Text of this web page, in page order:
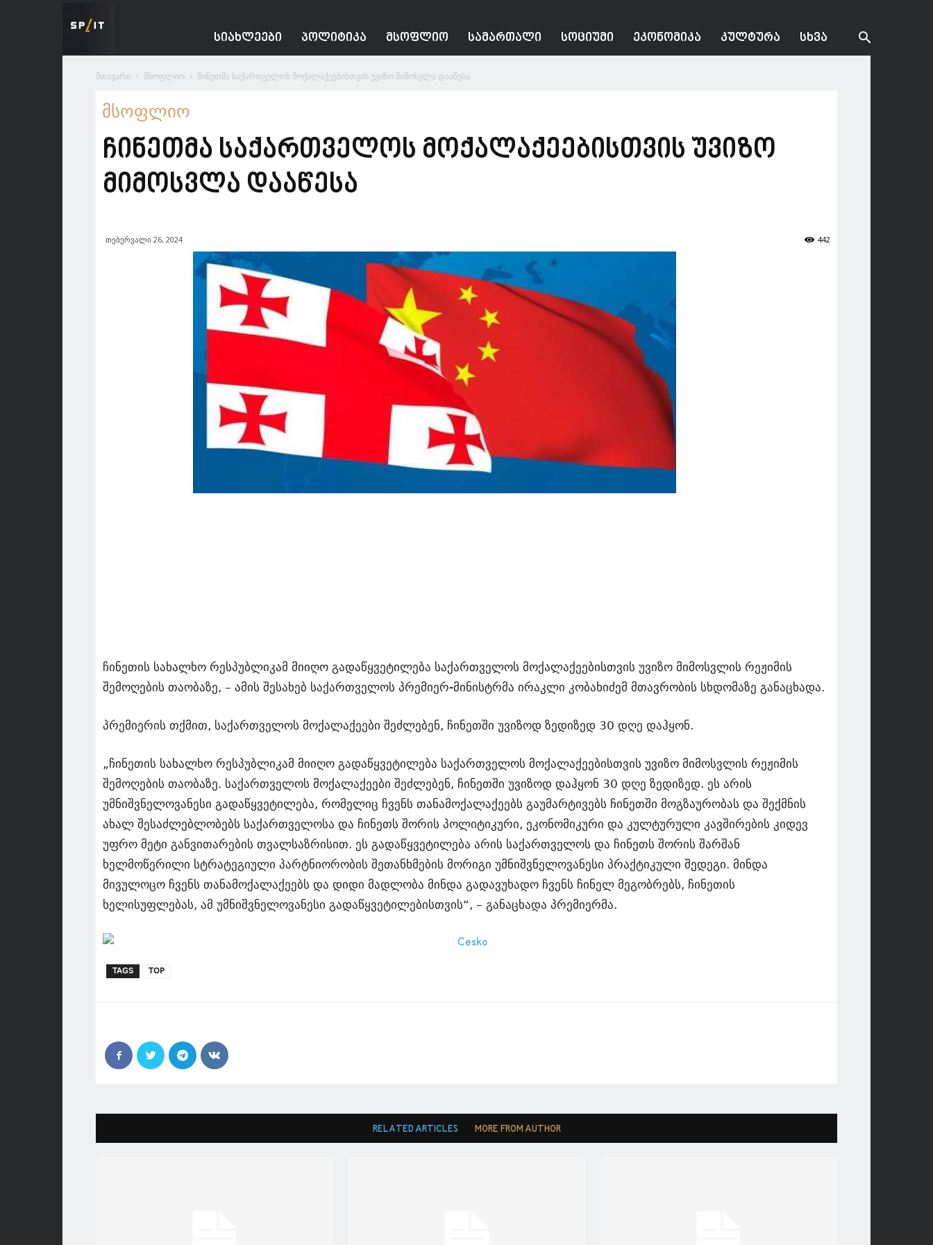
ᲡᲘᲐᲮᲚᲔᲔᲑᲘ ᲞᲝᲚᲘᲢᲘᲙᲐ ᲛᲡᲝᲤᲚᲘᲝ ᲡᲐᲛᲐᲠᲗᲐᲚᲘ ᲡᲝᲪᲘᲣᲛᲘ ᲔᲙᲝᲜᲝᲛᲘᲙᲐ ᲙᲣᲚᲢᲣᲠᲐ ᲡᲮᲕᲐ
მთავარი მსოფლიო ჩინეთმა საქართველოს მოქალაქეებისთვის უვიზო მიმოსვლა დააწესა
მსოფლიო
ჩინეთმა საქართველოს მოქალაქეებისთვის უვიზო
მიმოსვლა დააწესა
თებერვალი 26, 2024 442
ჩინეთის სახალხო რესპუბლიკამ მიიღო გადაწყვეტილება საქართველოს მოქალაქეებისთვის უვიზო მიმოსვლის რეჟიმის
შემოღების თაობაზე, – ამის შესახებ საქართველოს პრემიერ-მინისტრმა ირაკლი კობახიძემ მთავრობის სხდომაზე განაცხადა.
პრემიერის თქმით, საქართველოს მოქალაქეები შეძლებენ, ჩინეთში უვიზოდ ზედიზედ 30 დღე დაჰყონ.
„ჩინეთის სახალხო რესპუბლიკამ მიიღო გადაწყვეტილება საქართველოს მოქალაქეებისთვის უვიზო მიმოსვლის რეჟიმის
შემოღების თაობაზე. საქართველოს მოქალაქეები შეძლებენ, ჩინეთში უვიზოდ დაჰყონ 30 დღე ზედიზედ. ეს არის
უმნიშვნელოვანესი გადაწყვეტილება, რომელიც ჩვენს თანამოქალაქეებს გაუმარტივებს ჩინეთში მოგზაურობას და შექმნის
ახალ შესაძლებლობებს საქართველოსა და ჩინეთს შორის პოლიტიკური, ეკონომიკური და კულტურული კავშირების კიდევ
უფრო მეტი განვითარების თვალსაზრისით. ეს გადაწყვეტილება არის საქართველოს და ჩინეთს შორის შარშან
ხელმოწერილი სტრატეგიული პარტნიორობის შეთანხმების მორიგი უმნიშვნელოვანესი პრაქტიკული შედეგი. მინდა
მივულოცო ჩვენს თანამოქალაქეებს და დიდი მადლობა მინდა გადავუხადო ჩვენს ჩინელ მეგობრებს, ჩინეთის
ხელისუფლებას, ამ უმნიშვნელოვანესი გადაწყვეტილებისთვის“, – განაცხადა პრემიერმა.
TAGS TOP
RELATED ARTICLES MORE FROM AUTHOR